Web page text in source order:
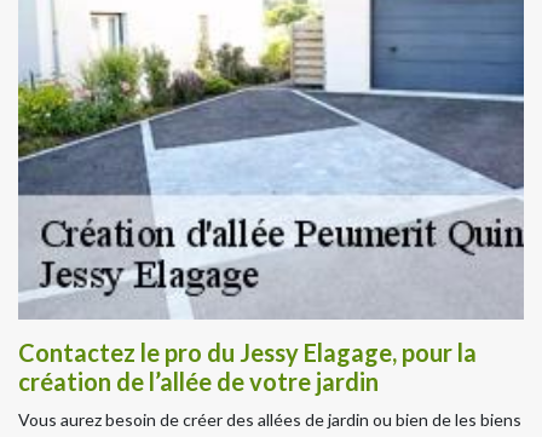
Contactez le pro du Jessy Elagage, pour la
création de l’allée de votre jardin
Vous aurez besoin de créer des allées de jardin ou bien de les biens